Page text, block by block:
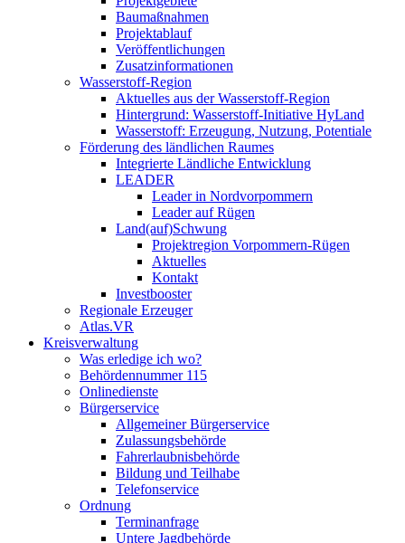
Baumaßnahmen
Projektablauf
Veröffentlichungen
Zusatzinformationen
Wasserstoff-Region
Aktuelles aus der Wasserstoff-Region
Hintergrund: Wasserstoff-Initiative HyLand
Wasserstoff: Erzeugung, Nutzung, Potentiale
Förderung des ländlichen Raumes
Integrierte Ländliche Entwicklung
LEADER
Leader in Nordvorpommern
Leader auf Rügen
Land(auf)Schwung
Projektregion Vorpommern-Rügen
Aktuelles
Kontakt
Investbooster
Regionale Erzeuger
Atlas.VR
Kreisverwaltung
Was erledige ich wo?
Behördennummer 115
Onlinedienste
Bürgerservice
Allgemeiner Bürgerservice
Zulassungsbehörde
Fahrerlaubnisbehörde
Bildung und Teilhabe
Telefonservice
Ordnung
Terminanfrage
Untere Jagdbehörde